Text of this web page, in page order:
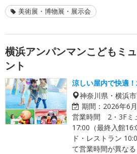
美術展・博物展・展示会
横浜アンパンマンこどもミ
ント
涼しい屋内で快適
神奈川県・横浜
期間： 2026年6
営業時間 2・3Fミ
17:00（最終入館
ド・レストラン
て営業時間が異なる